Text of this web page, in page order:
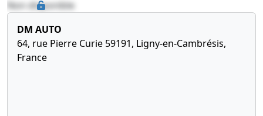
Non disponible
DM AUTO
64, rue Pierre Curie 59191, Ligny-en-Cambrésis,
France